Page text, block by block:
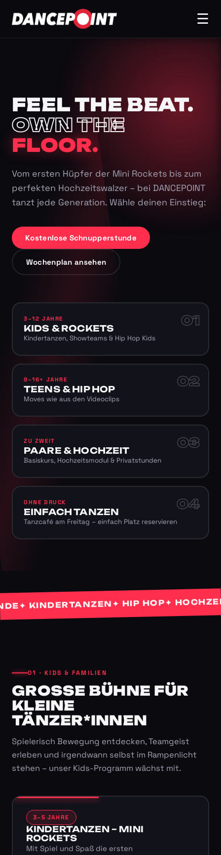
☰
FEEL THE BEAT.
OWN THE
FLOOR.
Vom ersten Hüpfer der Mini Rockets bis zum
perfekten Hochzeitswalzer – bei DANCEPOINT
tanzt jede Generation. Wähle deinen Einstieg:
Kostenlose Schnupperstunde
Wochenplan ansehen
01
3–12 JAHRE
KIDS & ROCKETS
Kindertanzen, Showteams & Hip Hop Kids
02
9–16+ JAHRE
TEENS & HIP HOP
Moves wie aus den Videoclips
03
ZU ZWEIT
PAARE & HOCHZEIT
Basiskurs, Hochzeitsmodul & Privatstunden
04
OHNE DRUCK
EINFACH TANZEN
Tanzcafé am Freitag – einfach Platz reservieren
KINDERTANZEN✦ HIP HOP ✦
01 · KIDS & FAMILIEN
GROSSE BÜHNE FÜR K
LEINE T
ÄNZER*INNEN
Spielerisch Bewegung entdecken, Teamgeist
erleben und irgendwann selbst im Rampenlicht
stehen – unser Kids-Programm wächst mit.
3–5 JAHRE
KINDERTANZEN – MINI
ROCKETS
Mit Spiel und Spaß die ersten